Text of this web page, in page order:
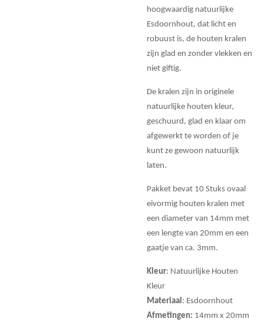
hoogwaardig natuurlijke
Esdoornhout, dat licht en
robuust is, de houten kralen
zijn glad en zonder vlekken en
niet giftig.
De kralen zijn in originele
natuurlijke houten kleur,
geschuurd, glad en klaar om
afgewerkt te worden of je
kunt ze gewoon natuurlijk
laten.
Pakket bevat 10 Stuks ovaal
eivormig houten kralen met
een diameter van 14mm met
een lengte van 20mm en een
gaatje van ca. 3mm.
Kleur: Natuurlijke Houten
Kleur
Materiaal : Esdoornhout
Afmetingen: 14mm x 20mm